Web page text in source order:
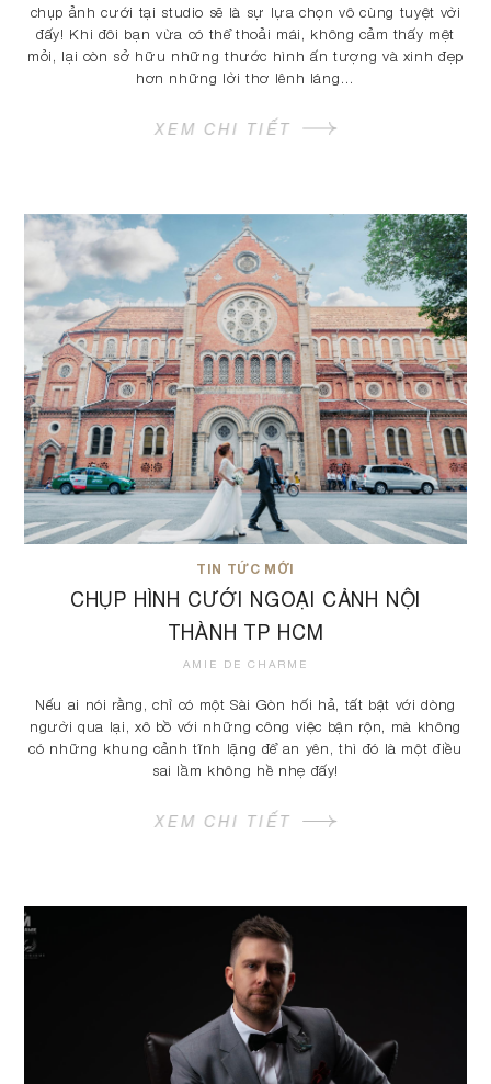
chụp ảnh cưới tại studio sẽ là sự lựa chọn vô cùng tuyệt vời
đấy! Khi đôi bạn vừa có thể thoải mái, không cảm thấy mệt
mỏi, lại còn sở hữu những thước hình ấn tượng và xinh đẹp
hơn những lời thơ lênh láng…
XEM CHI TIẾT
TIN TỨC MỚI
CHỤP HÌNH CƯỚI NGOẠI CẢNH NỘI
THÀNH TP HCM
AMIE DE CHARME
Nếu ai nói rằng, chỉ có một Sài Gòn hối hả, tất bật với dòng
người qua lại, xô bồ với những công việc bận rộn, mà không
có những khung cảnh tĩnh lặng để an yên, thì đó là một điều
sai lầm không hề nhẹ đấy!
XEM CHI TIẾT